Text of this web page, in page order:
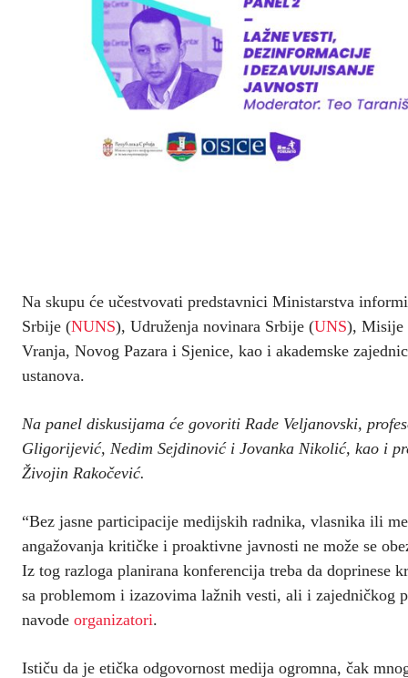
Na skupu će učestvovati predstavnici Ministarstva
Srbije (NUNS), Udruženja novinara Srbije (UNS), Misije
Vranja, Novog Pazara i Sjenice, kao i akademske
ustanova.
Na panel diskusijama će govoriti Rade Veljanovski,
Gligorijević, Nedim Sejdinović i Jovanka Nikolić, kao i
Živojin Rakočević.
“Bez jasne participacije medijskih radnika, vlasnika ili
angažovanja kritičke i proaktivne javnosti ne može se
Iz tog razloga planirana konferencija treba da doprinese
sa problemom i izazovima lažnih vesti, ali i zajedničkog
navode organizatori.
Ističu da je etička odgovornost medija ogromna, čak